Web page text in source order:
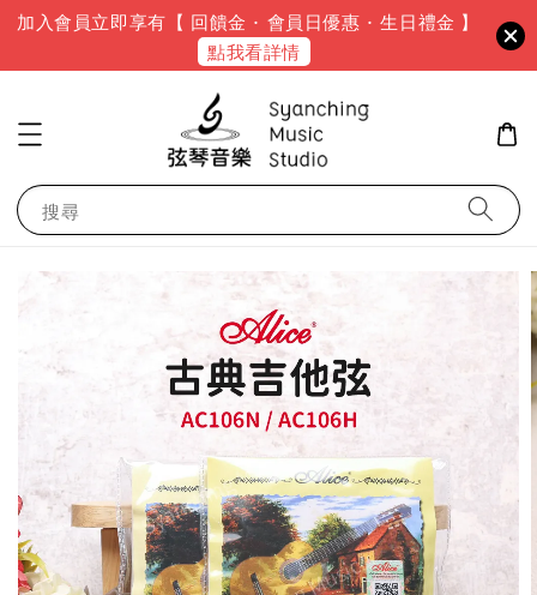
加入會員立即享有【 回饋金 · 會員日優惠 · 生日禮金 】
點我看詳情
搜尋